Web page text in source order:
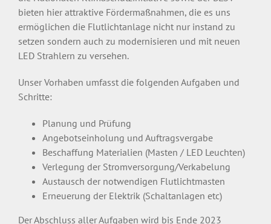
bieten hier attraktive Fördermaßnahmen, die es uns
ermöglichen die Flutlichtanlage nicht nur instand zu
setzen sondern auch zu modernisieren und mit neuen
LED Strahlern zu versehen.
Unser Vorhaben umfasst die folgenden Aufgaben und
Schritte:
Planung und Prüfung
Angebotseinholung und Auftragsvergabe
Beschaffung Materialien (Masten / LED Leuchten)
Verlegung der Stromversorgung/Verkabelung
Austausch der notwendigen Flutlichtmasten
Erneuerung der Elektrik (Schaltanlagen etc)
Der Abschluss aller Aufgaben wird bis Ende 2023